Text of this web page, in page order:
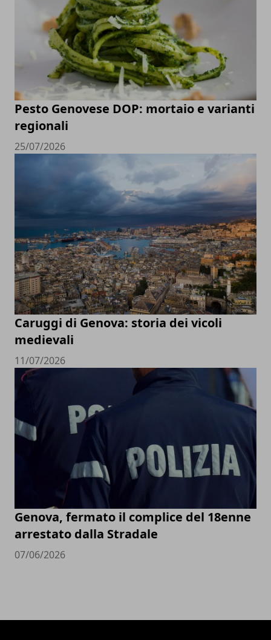
Pesto Genovese DOP: mortaio e varianti
regionali
25/07/2026
Caruggi di Genova: storia dei vicoli
medievali
11/07/2026
Genova, fermato il complice del 18enne
arrestato dalla Stradale
07/06/2026